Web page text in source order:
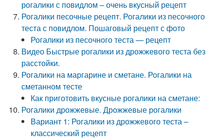
рогалики с повидлом – очень вкусный рецепт
Рогалики песочные рецепт. Рогалики из песочного
теста с повидлом. Пошаговый рецепт с фото
Рогалики из песочного теста — рецепт
Видео Быстрые рогалики из дрожжевого теста без
расстойки.
Рогалики на маргарине и сметане. Рогалики на
сметанном тесте
Как приготовить вкусные рогалики на сметане:
Рогалики дрожжевые. Дрожжевые рогалики
Вариант 1: Рогалики из дрожжевого теста –
классический рецепт